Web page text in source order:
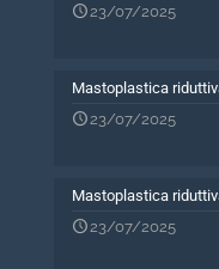
23/07/2025
Mastoplastica
23/07/2025
Mastoplastica
23/07/2025